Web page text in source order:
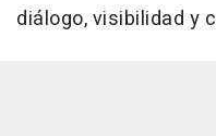
diálogo, visibilidad y